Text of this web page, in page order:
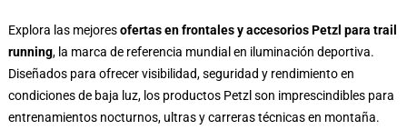
Explora las mejoresofertas en frontales y accesorios Petzl para trail
running, la marca de referencia mundial en iluminación deportiva.
Diseñados para ofrecer visibilidad, seguridad y rendimiento en
condiciones de baja luz, los productos Petzl son imprescindibles para
entrenamientos nocturnos, ultras y carreras técnicas en montaña.